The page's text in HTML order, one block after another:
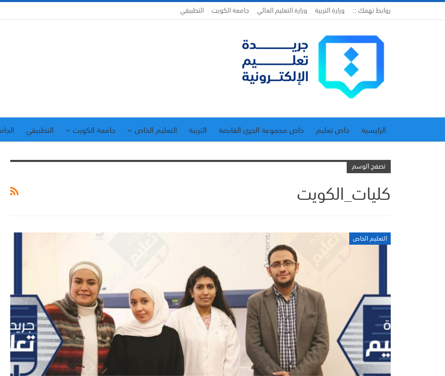
روابط تهمك :: وزارة التربية وزارة التعليم العالي جامعة الكويت التطبيقي
الرئيسية خاص تعليم خاص مجموعة الجري القابضة التربية التعليم الخاص جامعة الكويت التطبيقي
تصفح الوسم
كليات_الكويت
التعليم الخاص